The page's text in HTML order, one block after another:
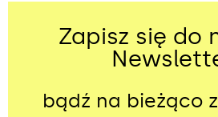
Zapisz się do
bądź na bieżąco